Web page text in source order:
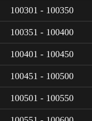
100301 - 100350
100351 - 100400
100401 - 100450
100451 - 100500
100501 - 100550